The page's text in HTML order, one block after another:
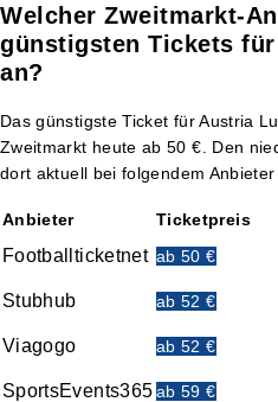
Welcher Zweitmarkt-
günstigsten Tickets
an?
Das günstigste Ticket für Austria
Zweitmarkt heute ab 50 €. Den
dort aktuell bei folgendem
Anbieter Ticketpreis
Footballticketnet ab 50 €
Stubhub ab 52 €
Viagogo ab 52 €
SportsEvents365ab 59 €